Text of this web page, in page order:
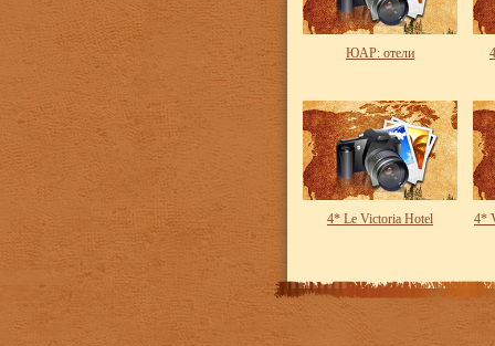
ЮАР: отели
4* Le Victoria Hotel 4*